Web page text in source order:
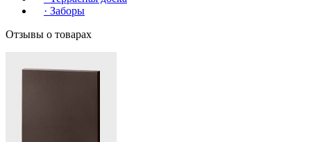
· Заборы
Отзывы о товарах